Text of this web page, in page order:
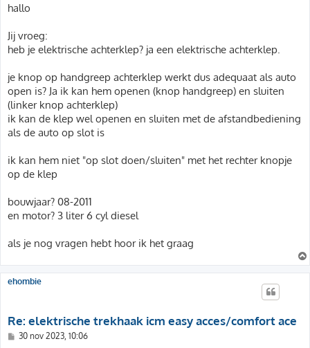
r
i
h
hallo
Jij vroeg:
heb je elektrische achterklep? ja een elektrische achterklep.
je knop op handgreep achterklep werkt dus adequaat als auto
open is? Ja ik kan hem openen (knop handgreep) en sluiten
(linker knop achterklep)
ik kan de klep wel openen en sluiten met de afstandbediening
als de auto op slot is
ik kan hem niet "op slot doen/sluiten" met het rechter knopje
op de klep
bouwjaar? 08-2011
en motor? 3 liter 6 cyl diesel
als je nog vragen hebt hoor ik het graag
ehombie
Re: elektrische trekhaak icm easy acces/comfort ace
B30 nov 2023, 10:06